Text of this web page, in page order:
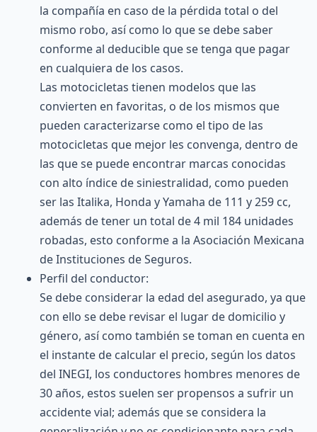
la compañía en caso de la pérdida total o del
mismo robo, así como lo que se debe saber
conforme al deducible que se tenga que pagar
en cualquiera de los casos.
Las motocicletas tienen modelos que las
convierten en favoritas, o de los mismos que
pueden caracterizarse como el tipo de las
motocicletas que mejor les convenga, dentro de
las que se puede encontrar marcas conocidas
con alto índice de siniestralidad, como pueden
ser las Italika, Honda y Yamaha de 111 y 259 cc,
además de tener un total de 4 mil 184 unidades
robadas, esto conforme a la Asociación Mexicana
de Instituciones de Seguros.
Perfil del conductor:
Se debe considerar la edad del asegurado, ya que
con ello se debe revisar el lugar de domicilio y
género, así como también se toman en cuenta en
el instante de calcular el precio, según los datos
del INEGI, los conductores hombres menores de
30 años, estos suelen ser propensos a sufrir un
accidente vial; además que se considera la